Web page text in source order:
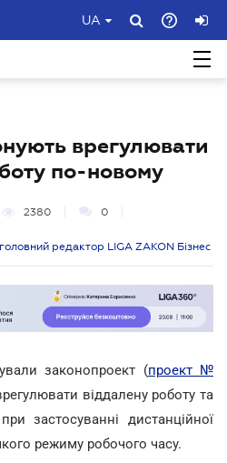
UA
врегулювати
по-новому
2380 0
редактор LIGA ZAKON Бізнес
законопроект (проект №
віддалену роботу та
застосуванні дистанційної
режиму робочого часу.